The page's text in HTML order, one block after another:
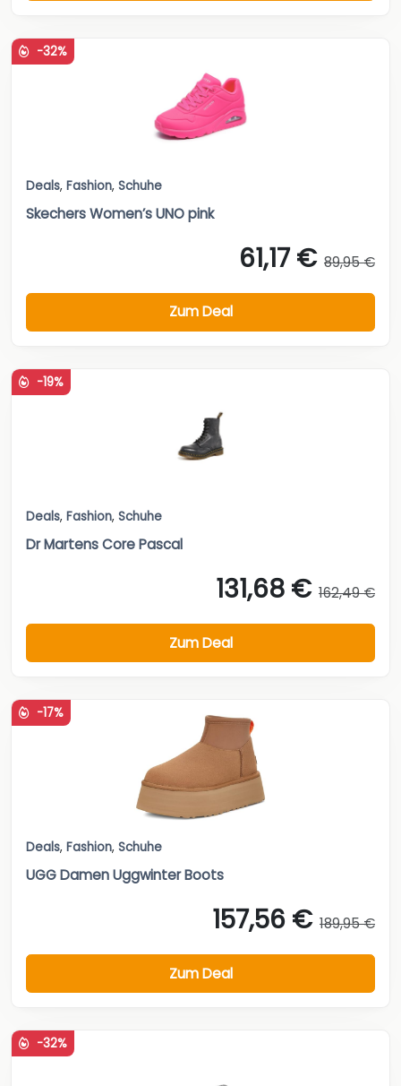
-32%
Deals, Fashion, Schuhe
Skechers Women’s UNO pink
61,17 € 89,95 €
Zum Deal
-19%
Deals, Fashion, Schuhe
Dr Martens Core Pascal
131,68 € 162,49 €
Zum Deal
-17%
Deals, Fashion, Schuhe
UGG Damen Uggwinter Boots
157,56 € 189,95 €
Zum Deal
-32%